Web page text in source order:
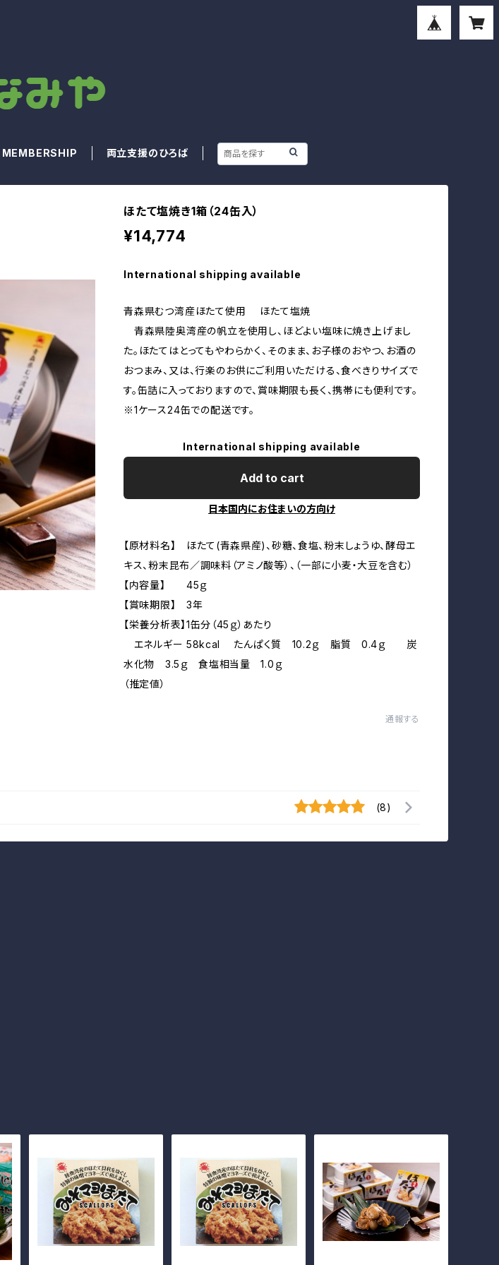
MEMBERSHIP 両立支援のひろば
ほたて塩焼き1箱（24缶入）
¥14,774
International shipping available
青森県むつ湾産ほたて使用 ほたて塩焼
青森県陸奥湾産の帆立を使用し、ほどよい塩味に焼き上げまし
た。ほたてはとってもやわらかく、そのまま、お子様のおやつ、お酒の
おつまみ、又は、行楽のお供にご利用いただける、食べきりサイズで
す。缶詰に入っておりますので、賞味期限も長く、携帯にも便利です。
※1ケース24缶での配送です。
International shipping available
Add to cart
日本国内にお住まいの方向け
【原材料名】 ほたて(青森県産)、砂糖、食塩、粉末しょうゆ、酵母エ
キス、粉末昆布／調味料（アミノ酸等）、（一部に小麦・大豆を含む）
【内容量】 45ｇ
【賞味期限】 3年
【栄養分析表】1缶分（45ｇ）あたり
エネルギー 58kcal たんぱく質 10.2ｇ 脂質 0.4ｇ 炭
水化物 3.5ｇ 食塩相当量 1.0ｇ
（推定値）
通報する
(8)